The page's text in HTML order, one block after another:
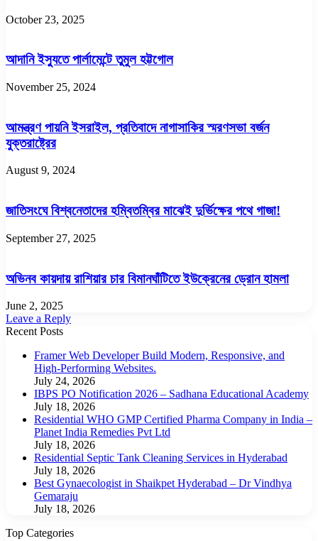
October 23, 2025
আদানি ইস্যুতে পার্লামেন্টে তুমুল হট্টগোল
November 25, 2024
আমন্ত্রণ পায়নি ইসরাইল, প্রতিবাদে নাগাসাকির স্মরণসভা বর্জন
যুক্তরাষ্ট্রের
August 9, 2024
জাতিসংঘে বিশ্বনেতাদের হম্বিতম্বির মাঝেই দুর্ভিক্ষের পথে গাজা!
September 27, 2025
অভিনব কায়দায় রাশিয়ার চার বিমানঘাঁটিতে ইউক্রেনের ড্রোন হামলা
June 2, 2025
Leave a Reply
Recent Posts
Framer Web Developer Build Modern, Responsive, and
High-Performing Websites.
July 24, 2026
IBPS PO Notification 2026 – Sadhana Educational Academy
July 18, 2026
Residential WHO GMP Certified Pharma Company in India –
Planet India Remedies Pvt Ltd
July 18, 2026
Residential Septic Tank Cleaning Services in Hyderabad
July 18, 2026
Best Gynaecologist in Shaikpet Hyderabad – Dr Vindhya
Gemaraju
July 18, 2026
Top Categories